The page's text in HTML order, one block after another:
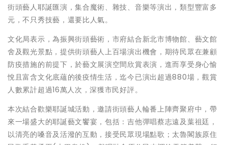
街頭藝人耶誕匯演，集合魔術、雜技、音樂等演出，類型豐富多
元，不只秀技藝，還要比人氣。
文化局表示，為振興街頭藝術，市府結合新北市博物館、藝文館
舍及觀光景點，提供街頭藝人上百場演出機會，期待民眾在兼顧
防疫措施的前提下，於藝文展演空間欣賞表演，進而享受身心愉
悅且富含文化底蘊的後疫情生活，迄今已演出超過880場，觀賞
人數累計超過16萬人次，深獲市民好評。
本次結合歡樂耶誕城活動，邀請街頭藝人輪番上陣齊聚府中，帶
來一場盛大的耶誕藝文饗宴，包括：吉他彈唱蔡志遠及葉祖廷，
以清亮的嗓音及活潑的互動，接受民眾現場點歌；太魯閣族原住